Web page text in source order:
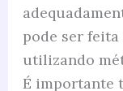
pode ser
utilizando
É importante